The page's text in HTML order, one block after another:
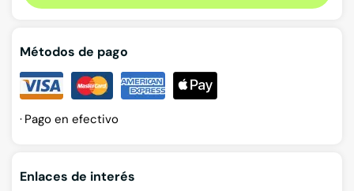
Métodos de pago
Pago en efectivo
Enlaces de interés